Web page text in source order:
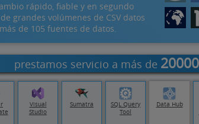
rápido, fiable y en segundo
grandes volúmenes de CSV datos
de 105 fuentes de datos.
prestamos servicio a más de 20000
Visual
Studio
Sumatra
SQL Query
Tool
Data Hub